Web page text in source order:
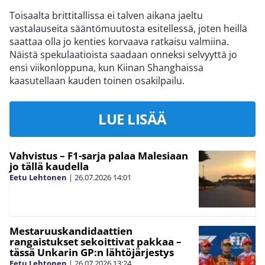
Toisaalta brittitallissa ei talven aikana jaeltu
vastalauseita sääntömuutosta esitellessä, joten heillä
saattaa olla jo kenties korvaava ratkaisu valmiina.
Näistä spekulaatioista saadaan onneksi selvyyttä jo
ensi viikonloppuna, kun Kiinan Shanghaissa
kaasutellaan kauden toinen osakilpailu.
LUE LISÄÄ
Vahvistus – F1-sarja palaa Malesiaan
jo tällä kaudella
Eetu Lehtonen | 26.07.2026 14:01
Mestaruuskandidaattien
rangaistukset sekoittivat pakkaa –
tässä Unkarin GP:n lähtöjärjestys